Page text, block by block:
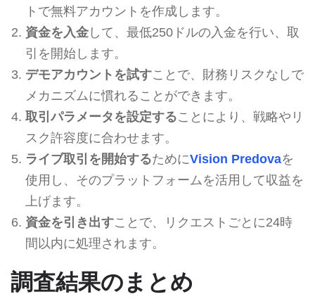
トで無料アカウントを作成します。
資金を入金して、最低250ドルの入金を行い、取
引を開始します。
デモアカウントを試すことで、財務リスクなしで
メカニズムに慣れることができます。
取引パラメータを設定することにより、戦略やリ
スク許容度に合わせます。
ライブ取引を開始するためにVision Predovaを
使用し、そのプラットフォームを活用して収益を
上げます。
資金を引き出すことで、リクエストごとに24時
間以内に処理されます。
調査結果のまとめ